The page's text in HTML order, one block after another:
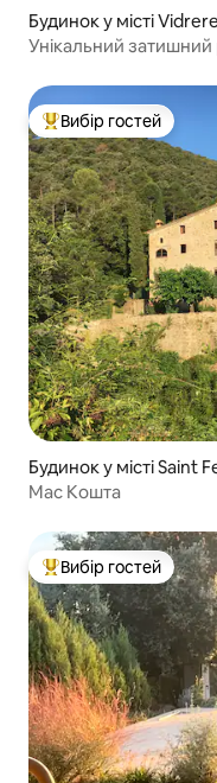
Будинок у місті
Унікальний затишний
Топ вибір гостей
Вибір гостей
Будинок у місті Saint
Мас Кошта
Топ вибір гостей
Вибір гостей